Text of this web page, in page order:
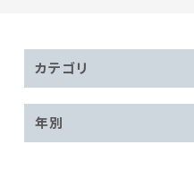
カテゴリ
年別